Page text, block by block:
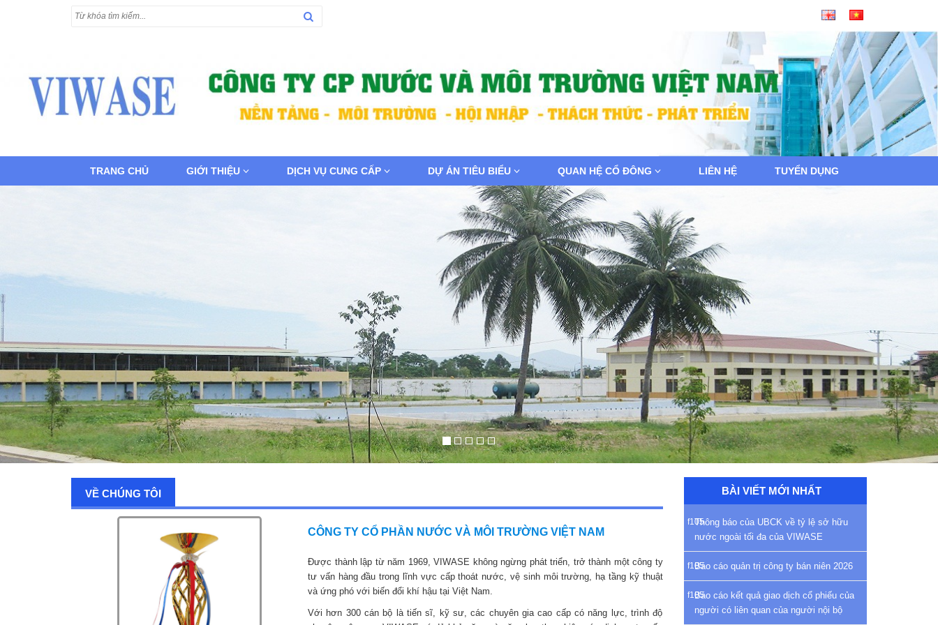
TRANG CHỦ GIỚI THIỆU DỊCH VỤ CUNG CẤP DỰ ÁN TIÊU BIỂU QUAN HỆ CỔ ĐÔNG LIÊN HỆ TUYỂN DỤNG
VỀ CHÚNG TÔI
CÔNG TY CỔ PHẦN NƯỚC VÀ MÔI TRƯỜNG VIỆT NAM
Được thành lập từ năm 1969, VIWASE không ngừng phát triển, trở thành một công ty
tư vấn hàng đầu trong lĩnh vực cấp thoát nước, vệ sinh môi trường, hạ tầng kỹ thuật
và ứng phó với biến đổi khí hậu tại Việt Nam.
Với hơn 300 cán bộ là tiến sĩ, kỹ sư, các chuyên gia cao cấp có năng lực, trình độ
BÀI VIẾT MỚI NHẤT
Thông báo của UBCK về tỷ lệ sở hữu
nước ngoài tối đa của VIWASE
Báo cáo quản trị công ty bán niên 2026
Báo cáo kết quả giao dịch cổ phiếu của
người có liên quan của người nội bộ